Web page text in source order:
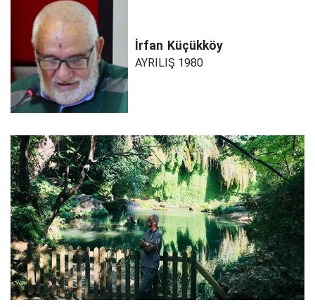
İrfan Küçükköy
AYRILIŞ 1980